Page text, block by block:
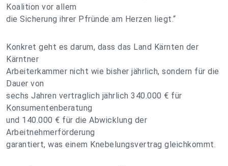
Koalition vor allem
die Sicherung ihrer Pfründe am Herzen liegt.“
Konkret geht es darum, dass das Land Kärnten der
Kärntner
Arbeiterkammer nicht wie bisher jährlich, sondern für die
Dauer von
sechs Jahren vertraglich jährlich 340.000 € für
Konsumentenberatung
und 140.000 € für die Abwicklung der
Arbeitnehmerförderung
garantiert, was einem Knebelungsvertrag gleichkommt.